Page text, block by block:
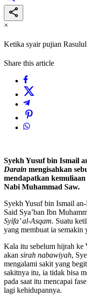
×
Ketika syair pujian
Share this article
Syekh Yusuf bin Ismail
Darain mengisahkan
mendapatkan
Nabi Muhammad Saw.
Syekh Yusuf bin Ismail
Said Sya’ban Ibn
Syifa’ al-Asqam. Suatu
yang membuat ia semakin
Kala itu sebelum hijrah ke
akan sirah nabawiyah,
mengalami sakit yang
sakitnya itu, ia tidak bisa
pada saat itu mencapai
lagi kehidupannya.